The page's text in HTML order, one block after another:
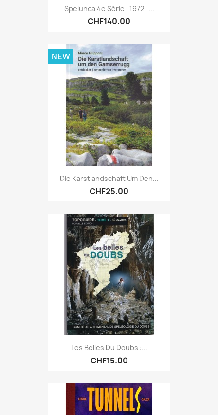
Spelunca 4e Série : 1972 -...
CHF140.00
Die Karstlandschaft Um Den...
CHF25.00
NEW
Les Belles Du Doubs :...
CHF15.00